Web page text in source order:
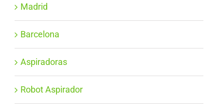
Madrid
Barcelona
Aspiradoras
Robot Aspirador